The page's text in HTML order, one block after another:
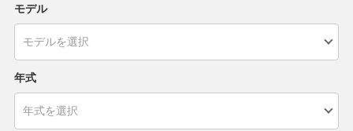
モデル
年式